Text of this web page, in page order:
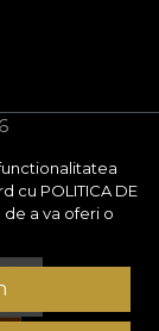
cu POLITICA DE
a va oferi o